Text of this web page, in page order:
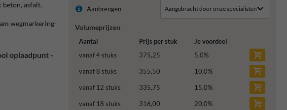
Aanbrengen
Volumeprijzen
Aantal Prijs per stuk
Je voordeel
vanaf 4 stuks
375,25 5,0%
vanaf 8 stuks 355,50 10,0%
vanaf 12 stuks 335,75 15,0%
vanaf 18 stuks 316,00 20,0%
beton, asfalt,
wegmarkering-
oplaadpunt -